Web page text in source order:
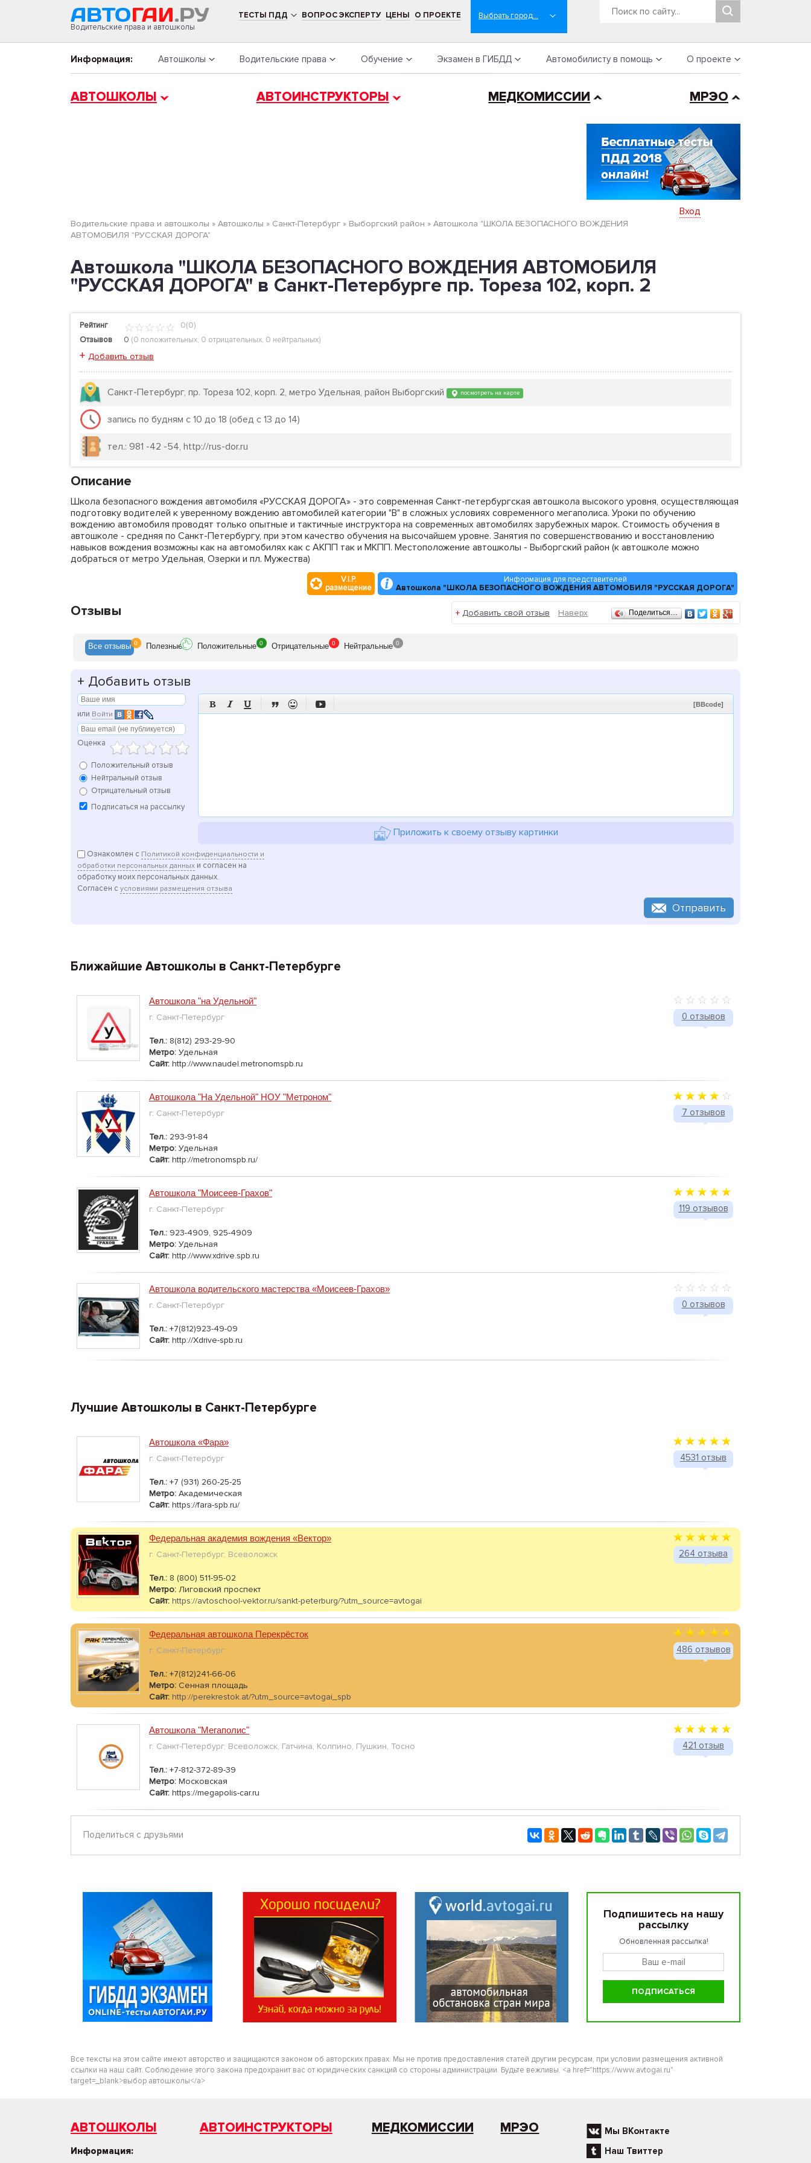
Водительские права и автошколы
ТЕСТЫ ПДД ВОПРОС ЭКСПЕРТУ ЦЕНЫ О ПРОЕКТЕ
Информация: Автошколы Водительские права Обучение Экзамен в ГИБДД Автомобилисту в помощь О проекте
АВТОШКОЛЫ АВТОИНСТРУКТОРЫ МЕДКОМИССИИ МРЭО
Водительские права и автошколы » Автошколы » Санкт-Петербург » Выборгский район » Автошкола "ШКОЛА БЕЗОПАСНОГО ВОЖДЕНИЯ
АВТОМОБИЛЯ "РУССКАЯ ДОРОГА"
Вход
Автошкола "ШКОЛА БЕЗОПАСНОГО ВОЖДЕНИЯ АВТОМОБИЛЯ
"РУССКАЯ ДОРОГА" в Санкт-Петербурге пр. Тореза 102, корп. 2
Рейтинг
0(0)
Отзывов
0 (0 положительных, 0 отрицательных, 0 нейтральных)
+ Добавить отзыв
Санкт-Петербург, пр. Тореза 102, корп. 2, метро Удельная, район Выборгский посмотреть на карте
запись по будням с 10 до 18 (обед с 13 до 14)
тел.: 981 -42 -54, http://rus-dor.ru
Описание
Школа безопасного вождения автомобиля «РУССКАЯ ДОРОГА» - это современная Cанкт-петербургская автошкола высокого уровня, осуществляющая
подготовку водителей к уверенному вождению автомобилей категории "В" в сложных условиях современного мегаполиса. Уроки по обучению
вождению автомобиля проводят только опытные и тактичные инструктора на современных автомобилях зарубежных марок. Стоимость обучения в
автошколе - средняя по Санкт-Петербургу, при этом качество обучения на высочайшем уровне. Занятия по совершенствованию и восстановлению
навыков вождения возможны как на автомобилях как с АКПП так и МКПП. Местоположение автошколы - Выборгский район (к автошколе можно
добраться от метро Удельная, Озерки и пл. Мужества)
V.I.P.
размещение
Информация для представителей
Автошкола "ШКОЛА БЕЗОПАСНОГО ВОЖДЕНИЯ АВТОМОБИЛЯ "РУССКАЯ ДОРОГА"
Отзывы + Добавить свой отзыв Наверх Поделиться…
Все отзывы 0 Полезные Положительные 0 Отрицательные 0 Нейтральные 0
+ Добавить отзыв
или Войти
Оценка
Положительный отзыв
Нейтральный отзыв
Отрицательный отзыв
Подписаться на рассылку
      [BBcode]
Приложить к своему отзыву картинки
Ознакомлен с Политикой конфиденциальности и
обработки персональных данных и согласен на
обработку моих персональных данных.
Согласен с условиями размещения отзыва
Отправить
Ближайшие Автошколы в Санкт-Петербурге
0 отзывов
Автошкола "на Удельной"
г. Санкт-Петербург
Тел.: 8(812) 293-29-90
Метро: Удельная
Сайт: http://www.naudel.metronomspb.ru
7 отзывов
Автошкола "На Удельной" НОУ "Метроном"
г. Санкт-Петербург
Тел.: 293-91-84
Метро: Удельная
Сайт: http://metronomspb.ru/
119 отзывов
Автошкола "Моисеев-Грахов"
г. Санкт-Петербург
Тел.: 923-4909, 925-4909
Метро: Удельная
Сайт: http://www.xdrive.spb.ru
0 отзывов
Автошкола водительского мастерства «Моисеев-Грахов»
г. Санкт-Петербург
Тел.: +7(812)923-49-09
Сайт: http://Xdrive-spb.ru
Лучшие Автошколы в Санкт-Петербурге
4531 отзыв
Автошкола «Фара»
г. Санкт-Петербург
Тел.: +7 (931) 260-25-25
Метро: Академическая
Сайт: https://fara-spb.ru/
264 отзыва
Федеральная академия вождения «Вектор»
г. Санкт-Петербург, Всеволожск
Тел.: 8 (800) 511-95-02
Метро: Лиговский проспект
Сайт: https://avtoschool-vektor.ru/sankt-peterburg/?utm_source=avtogai
486 отзывов
Федеральная автошкола Перекрёсток
г. Санкт-Петербург
Тел.: +7(812)241-66-06
Метро: Сенная площадь
Сайт: http://perekrestok.at/?utm_source=avtogai_spb
421 отзыв
Автошкола "Мегаполис"
г. Санкт-Петербург, Всеволожск, Гатчина, Колпино, Пушкин, Тосно
Тел.: +7-812-372-89-39
Метро: Московская
Сайт: https://megapolis-car.ru
Поделиться с друзьями
Подпишитесь на нашу
рассылку
Обновленная рассылка!
Все тексты на этом сайте имеют авторство и защищаются законом об авторских правах. Мы не против предоставления статей другим ресурсам, при условии размещения активной
ссылки на наш сайт. Соблюдение этого закона предохранит вас от юридических санкций со стороны администрации. Будьте вежливы. <a href="https://www.avtogai.ru"
target=_blank>выбор автошколы</a>
АВТОШКОЛЫ АВТОИНСТРУКТОРЫ МЕДКОМИССИИ МРЭО
Информация:
Мы ВКонтакте
Наш Твиттер